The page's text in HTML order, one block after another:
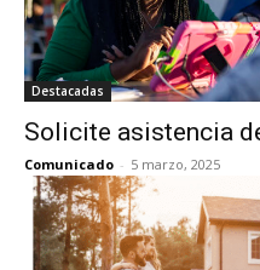
Destacadas
Solicite asistencia
Comunicado - 5 marzo, 2025